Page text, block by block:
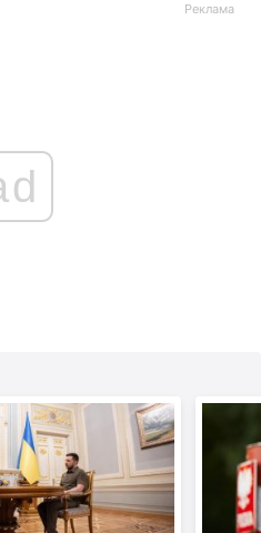
Реклама